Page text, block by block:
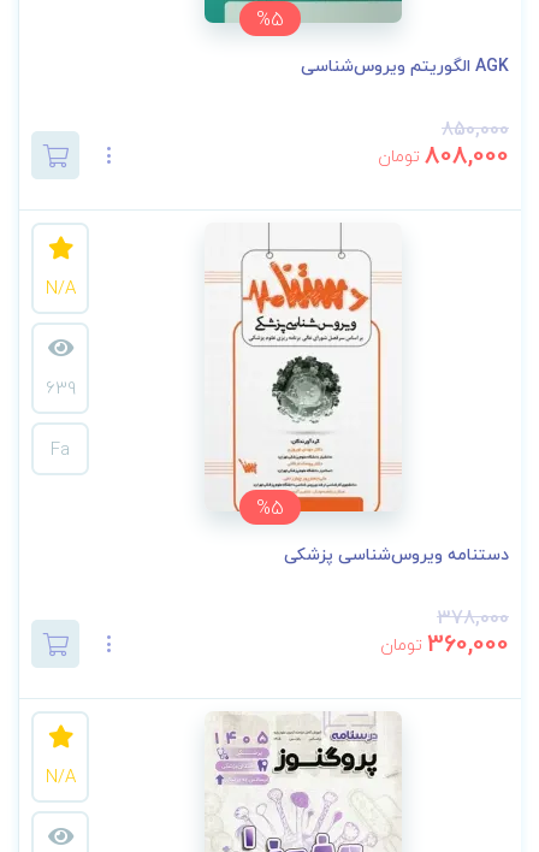
%5
AGK الگوریتم ویروس‌شناسی
850,000
808,000 تومان
%5
N/A
639
Fa
دستنامه ویروس‌شناسی پزشکی
378,000
360,000 تومان
N/A